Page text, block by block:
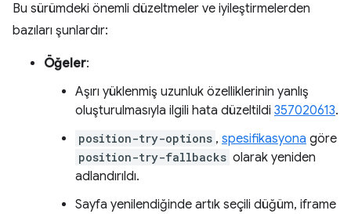
Bu sürümdeki önemli düzeltmeler ve iyileştirmelerden
bazıları şunlardır:
Öğeler:
Aşırı yüklenmiş uzunluk özelliklerinin yanlış
oluşturulmasıyla ilgili hata düzeltildi 357020613.
position-try-options , spesifikasyona göre
position-try-fallbacks olarak yeniden
adlandırıldı.
Sayfa yenilendiğinde artık seçili düğüm, iframe